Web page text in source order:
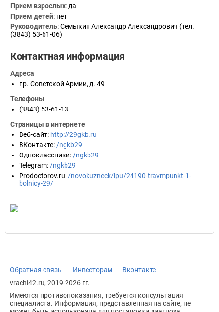
Прием взрослых: да
Прием детей: нет
Руководитель:Семыкин Александр Александрович (тел.
(3843) 53-61-06)
Контактная информация
Адреса
пр. Советской Армии, д. 49
Телефоны
(3843) 53-61-13
Страницы в интернете
Веб-сайт: http://29gkb.ru
ВКонтакте: /ngkb29
Одноклассники: /ngkb29
Telegram: /ngkb29
Prodoctorov.ru: /novokuzneck/lpu/24190-travmpunkt-1-
bolnicy-29/
Обратная связь Инвесторам
Вконтакте
vrachi42.ru, 2019-2026 гг.
Имеются противопоказания, требуется консультация
специалиста. Информация, представленная на сайте, не